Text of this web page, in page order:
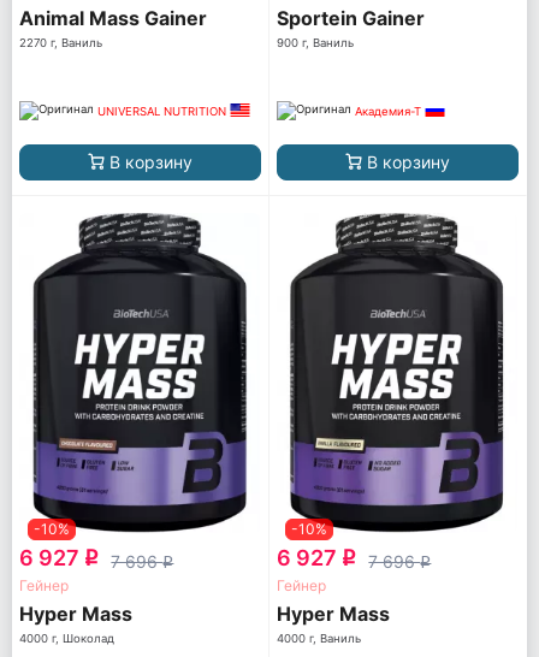
Animal Mass Gainer
2270 г, Ваниль
UNIVERSAL NUTRITION
В корзину
Sportein Gainer
900 г, Ваниль
Академия-Т
В корзину
-10%
6 927 q 7 696q
Гейнер
Hyper Mass
4000 г, Шоколад
-10%
6 927 q 7 696q
Гейнер
Hyper Mass
4000 г, Ваниль